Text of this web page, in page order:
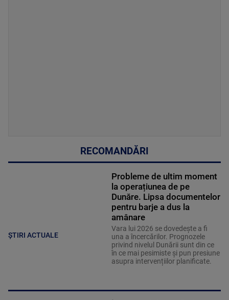
RECOMANDĂRI
ȘTIRI ACTUALE
Probleme de ultim moment
la operațiunea de pe
Dunăre. Lipsa documentelor
pentru barje a dus la
amânare
Vara lui 2026 se dovedește a fi
una a încercărilor. Prognozele
privind nivelul Dunării sunt din ce
în ce mai pesimiste și pun presiune
asupra intervențiilor planificate.